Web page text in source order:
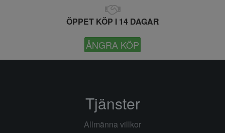
ÖPPET KÖP I 14 DAGAR
ÅNGRA KÖP
Tjänster
Allmänna villkor